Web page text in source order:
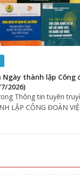
Ngày thành lập Công
2026)
Thông tin tuyên
LẬP CÔNG ĐOÀN